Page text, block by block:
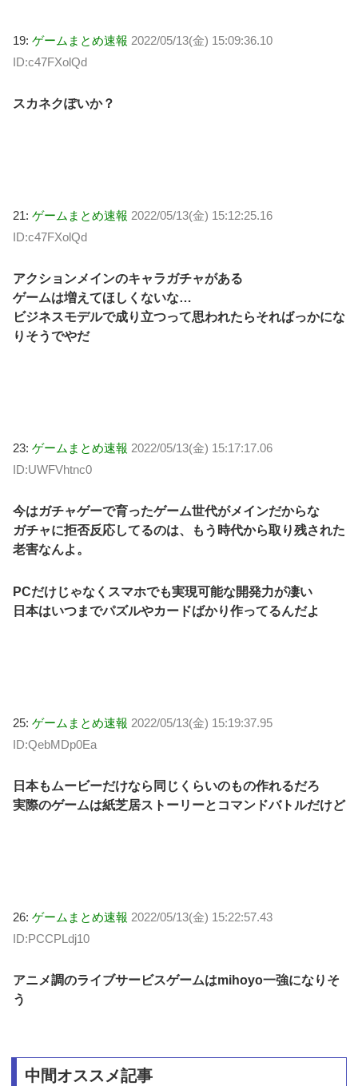
19: ゲームまとめ速報 2022/05/13(金) 15:09:36.10
ID:c47FXolQd
スカネクぽいか？
21: ゲームまとめ速報 2022/05/13(金) 15:12:25.16
ID:c47FXolQd
アクションメインのキャラガチャがある
ゲームは増えてほしくないな…
ビジネスモデルで成り立つって思われたらそればっかにな
りそうでやだ
23: ゲームまとめ速報 2022/05/13(金) 15:17:17.06
ID:UWFVhtnc0
今はガチャゲーで育ったゲーム世代がメインだからな
ガチャに拒否反応してるのは、もう時代から取り残された
老害なんよ。
PCだけじゃなくスマホでも実現可能な開発力が凄い
日本はいつまでパズルやカードばかり作ってるんだよ
25: ゲームまとめ速報 2022/05/13(金) 15:19:37.95
ID:QebMDp0Ea
日本もムービーだけなら同じくらいのもの作れるだろ
実際のゲームは紙芝居ストーリーとコマンドバトルだけど
26: ゲームまとめ速報 2022/05/13(金) 15:22:57.43
ID:PCCPLdj10
アニメ調のライブサービスゲームはmihoyo一強になりそ
う
中間オススメ記事